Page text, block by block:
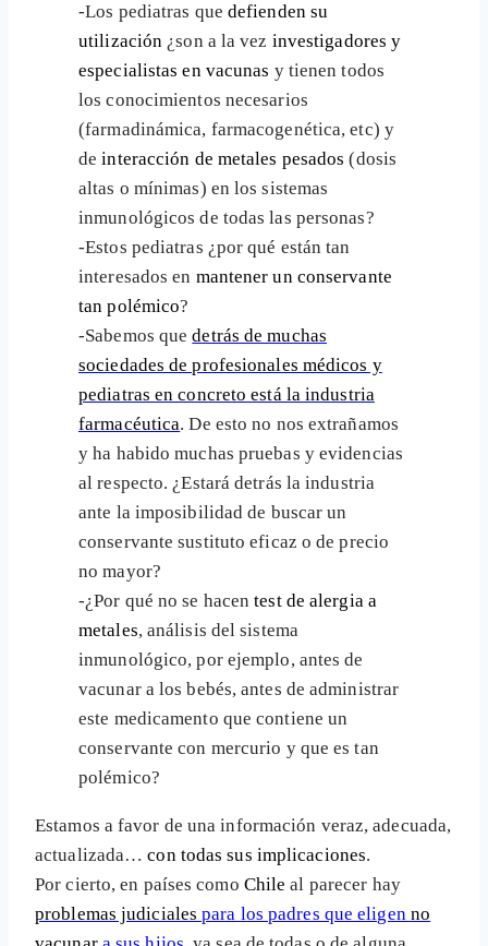
-Los pediatras que defienden su
utilización ¿son a la vez investigadores y
especialistas en vacunas y tienen todos
los conocimientos necesarios
(farmadinámica, farmacogenética, etc) y
de interacción de metales pesados (dosis
altas o mínimas) en los sistemas
inmunológicos de todas las personas?
-Estos pediatras ¿por qué están tan
interesados en mantener un conservante
tan polémico?
-Sabemos quedetrás de muchas
sociedades de profesionales médicos y
pediatras en concreto está la industria
farmacéutica. De esto no nos extrañamos
y ha habido muchas pruebas y evidencias
al respecto. ¿Estará detrás la industria
ante la imposibilidad de buscar un
conservante sustituto eficaz o de precio
no mayor?
-¿Por qué no se hacentest de alergia a
metales, análisis del sistema
inmunológico, por ejemplo, antes de
vacunar a los bebés, antes de administrar
este medicamento que contiene un
conservante con mercurio y que es tan
polémico?
Estamos a favor de una información veraz, adecuada,
actualizada…con todas sus implicaciones.
Por cierto, en países como Chile al parecer hay
problemas judiciales para los padres que eligen no